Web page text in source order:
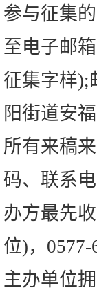
参与征集
至电子邮
征集字样);
阳街道安
所有来稿
码、联系
办方最先
位)，0577-
主办单位